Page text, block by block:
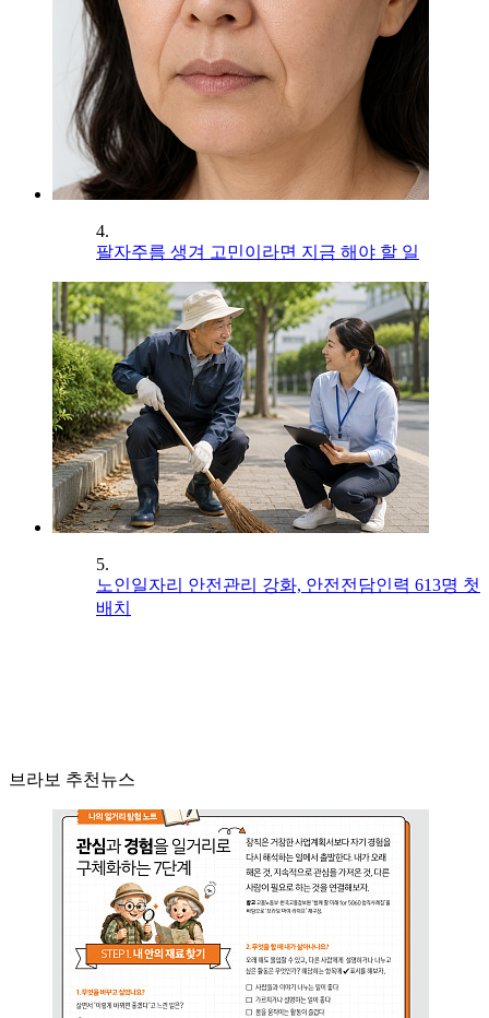
4.
팔자주름 생겨 고민이라면 지금 해야 할 일
5.
노인일자리 안전관리 강화, 안전전담인력 613명 첫
배치
브라보 추천뉴스